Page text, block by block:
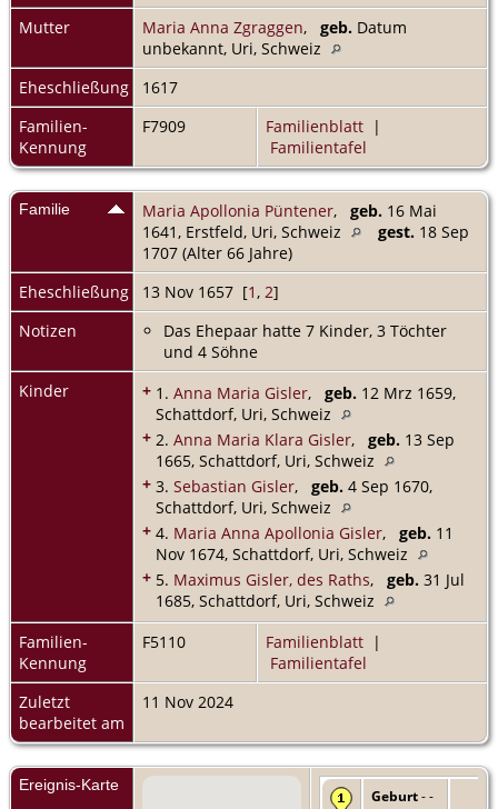
Mutter
Maria Anna Zgraggen, geb. Datum
unbekannt, Uri, Schweiz
Eheschließung
1617
Familien-
Kennung
F7909 Familienblatt |
Familientafel
Familie Maria Apollonia Püntener, geb. 16 Mai
1641, Erstfeld, Uri, Schweiz
gest. 18 Sep
1707 (Alter 66 Jahre)
Eheschließung
13 Nov 1657 [1, 2]
Notizen
Das Ehepaar hatte 7 Kinder, 3 Töchter
und 4 Söhne
Kinder
+ 1. Anna Maria Gisler, geb. 12 Mrz 1659,
Schattdorf, Uri, Schweiz
+ 2. Anna Maria Klara Gisler, geb. 13 Sep
1665, Schattdorf, Uri, Schweiz
+ 3. Sebastian Gisler, geb. 4 Sep 1670,
Schattdorf, Uri, Schweiz
+ 4. Maria Anna Apollonia Gisler, geb. 11
Nov 1674, Schattdorf, Uri, Schweiz
+ 5. Maximus Gisler, des Raths, geb. 31 Jul
1685, Schattdorf, Uri, Schweiz
Familien-
Kennung
F5110 Familienblatt |
Familientafel
Zuletzt
bearbeitet am
11 Nov 2024
Ereignis-Karte
Geburt- -